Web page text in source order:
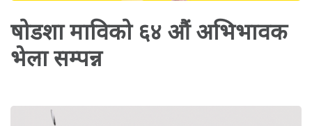
षोडशा माविको ६४ औं अभिभावक
भेला सम्पन्न